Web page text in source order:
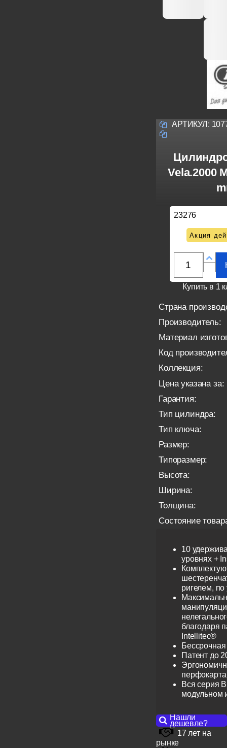
АРТИКУЛ:
Vela.2000
23276
Акция
Купить в 1
Страна
Производитель:
Материал
Код
Коллекция:
Цена указана за:
Гарантия:
Тип цилиндра:
Тип ключа:
Размер:
Типоразмер:
Высота:
Ширина:
Толщина:
Состояние
10
уровнях +
ригелем,
благодаря
Intellitec®
Патент до
перфокарта
Вся серия
модульном
Нашли
дешевле?
17 лет на
рынке